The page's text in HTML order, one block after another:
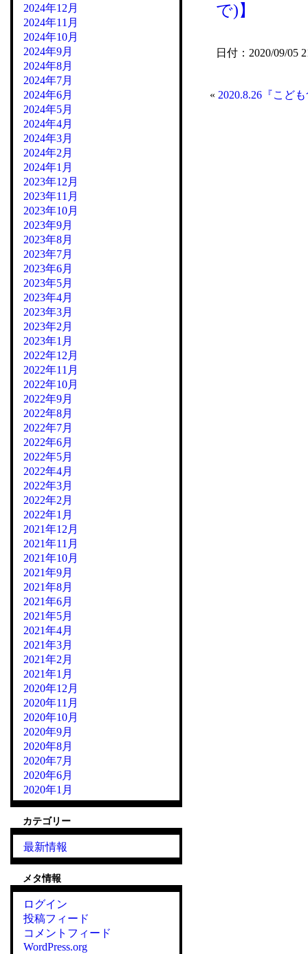
で)】
日付：2020/09/05
« 2020.8.26『こど
2024年12月
2024年11月
2024年10月
2024年9月
2024年8月
2024年7月
2024年6月
2024年5月
2024年4月
2024年3月
2024年2月
2024年1月
2023年12月
2023年11月
2023年10月
2023年9月
2023年8月
2023年7月
2023年6月
2023年5月
2023年4月
2023年3月
2023年2月
2023年1月
2022年12月
2022年11月
2022年10月
2022年9月
2022年8月
2022年7月
2022年6月
2022年5月
2022年4月
2022年3月
2022年2月
2022年1月
2021年12月
2021年11月
2021年10月
2021年9月
2021年8月
2021年6月
2021年5月
2021年4月
2021年3月
2021年2月
2021年1月
2020年12月
2020年11月
2020年10月
2020年9月
2020年8月
2020年7月
2020年6月
2020年1月
カテゴリー
最新情報
メタ情報
ログイン
投稿フィード
コメントフィード
WordPress.org